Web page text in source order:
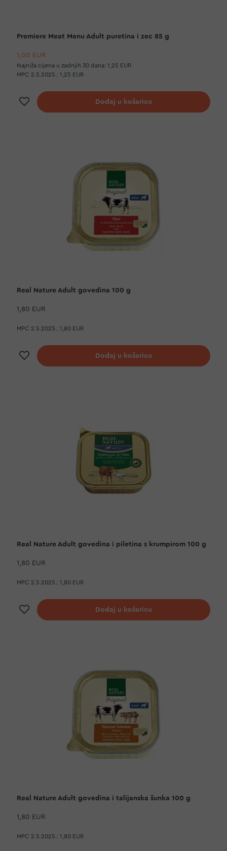
Premiere Meat Menu Adult puretina i zec 85 g
1,00 EUR
Najniža cijena u zadnjih 30 dana: 1,25 EUR
MPC 2.5.2025.: 1,25 EUR
Dodaj na listu želja
Dodaj u košaricu
Real Nature Adult govedina 100 g
1,80 EUR
MPC 2.5.2025.: 1,80 EUR
Dodaj na listu želja
Dodaj u košaricu
Real Nature Adult govedina i piletina s krumpirom 100 g
1,80 EUR
MPC 2.5.2025.: 1,80 EUR
Dodaj na listu želja
Dodaj u košaricu
Real Nature Adult govedina i talijanska šunka 100 g
1,80 EUR
MPC 2.5.2025.: 1,80 EUR